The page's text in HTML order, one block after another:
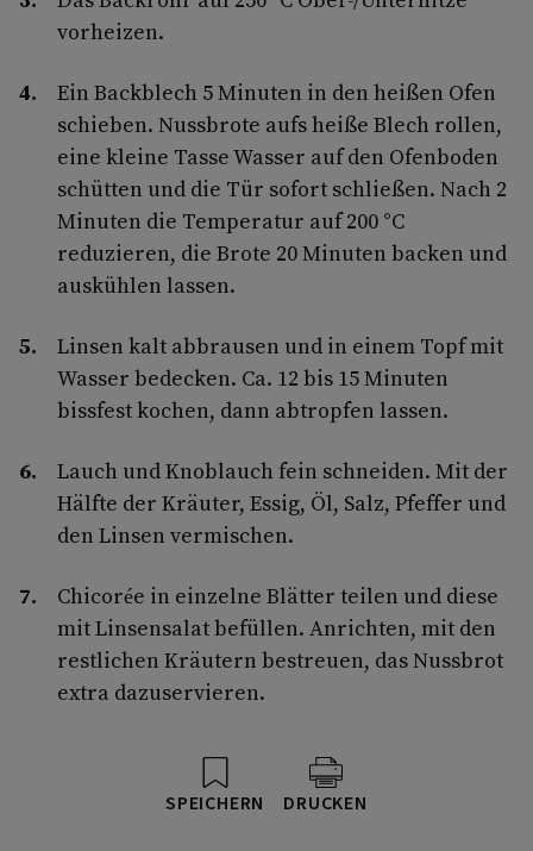
vorheizen.
Ein Backblech 5 Minuten in den heißen Ofen
schieben. Nussbrote aufs heiße Blech rollen,
eine kleine Tasse Wasser auf den Ofenboden
schütten und die Tür sofort schließen. Nach 2
Minuten die Temperatur auf 200 °C
reduzieren, die Brote 20 Minuten backen und
auskühlen lassen.
Linsen kalt abbrausen und in einem Topf mit
Wasser bedecken. Ca. 12 bis 15 Minuten
bissfest kochen, dann abtropfen lassen.
Lauch und Knoblauch fein schneiden. Mit der
Hälfte der Kräuter, Essig, Öl, Salz, Pfeffer und
den Linsen vermischen.
Chicorée in einzelne Blätter teilen und diese
mit Linsensalat befüllen. Anrichten, mit den
restlichen Kräutern bestreuen, das Nussbrot
extra dazuservieren.
SPEICHERN DRUCKEN